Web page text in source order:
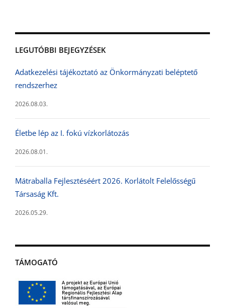
LEGUTÓBBI BEJEGYZÉSEK
Adatkezelési tájékoztató az Önkormányzati beléptető
rendszerhez
2026.08.03.
Életbe lép az I. fokú vízkorlátozás
2026.08.01.
Mátraballa Fejlesztéséért 2026. Korlátolt Felelősségű
Társaság Kft.
2026.05.29.
TÁMOGATÓ